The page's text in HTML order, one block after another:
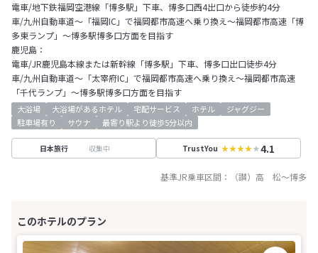
電車/地下鉄福岡空港線「博多駅」下車、博多口西4出口から徒歩約4分
車/九州自動車道～「福岡IC」で福岡都市高速へ乗り換え～福岡都市高速「博
多東ランプ」～博多駅博多口方面を目指す
鹿児島：
電車/JR鹿児島本線または新幹線「博多駅」下車、博多口出口徒歩4分
車/九州自動車道～「太宰府IC」で福岡都市高速へ乗り換え～福岡都市高速
「千代ランプ」～博多駅博多口方面を目指す
大浴場 大浴場があるホテル 宅配サービス ホテル
ジャグジー
駐車場有り
サウナ 最寄り駅より徒歩5分以内
日本旅行 収集中 TrustYou 4.1
基準JR乗車区間： （讃）高 松～博多